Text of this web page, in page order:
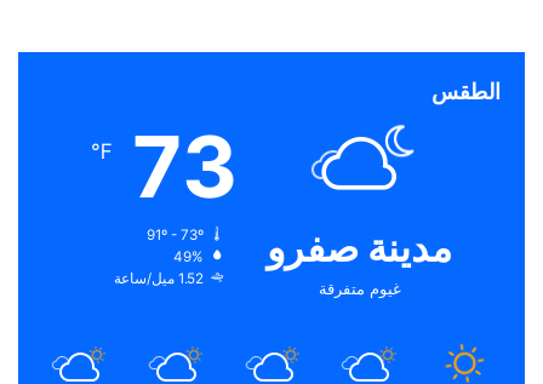
الطقس
مدينة صفرو
غيوم متفرقة
73
℉
49%
1.52 ميل/ساعة